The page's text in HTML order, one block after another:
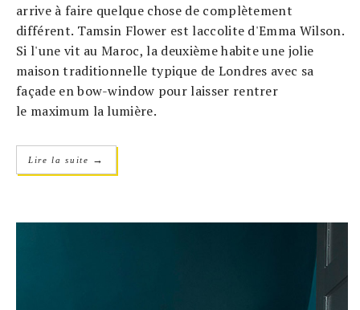
arrive à faire quelque chose de complètement
différent. Tamsin Flower est laccolite d'Emma Wilson.
Si l'une vit au Maroc, la deuxième habite une jolie
maison traditionnelle typique de Londres avec sa
façade en bow-window pour laisser rentrer
le maximum la lumière.
Lire la suite →